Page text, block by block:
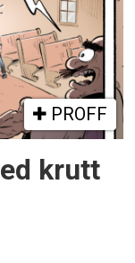
PROFF
krutt